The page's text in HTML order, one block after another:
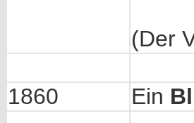
(Der
1860 Ein